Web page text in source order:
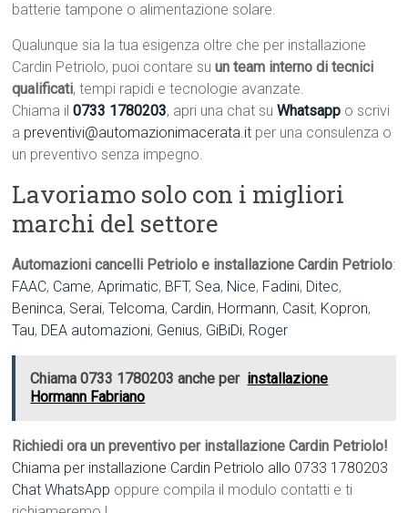
batterie tampone o alimentazione solare.
Qualunque sia la tua esigenza oltre che per installazione
Cardin Petriolo, puoi contare suun team interno di tecnici
qualificati, tempi rapidi e tecnologie avanzate.
Chiama il0733 1780203, apri una chat suWhatsapp o scrivi
a preventivi@automazionimacerata.it per una consulenza o
un preventivo senza impegno.
Lavoriamo solo con i migliori
marchi del settore
Automazioni cancelli Petriolo e installazione Cardin Petriolo:
FAAC, Came,Aprimatic, BFT, Sea, Nice, Fadini, Ditec,
Beninca, Serai,Telcoma, Cardin, Hormann, Casit, Kopron,
Tau, DEA automazioni, Genius, GiBiDi, Roger
Chiama 0733 1780203 anche per installazione
Hormann Fabriano
Richiedi ora un preventivo per installazione Cardin Petriolo!
Chiama per installazione Cardin Petriolo allo 0733 1780203
Chat WhatsApp oppure compila il modulo contatti e ti